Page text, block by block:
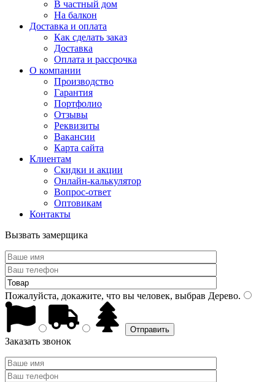
В частный дом
На балкон
Доставка и оплата
Как сделать заказ
Доставка
Оплата и рассрочка
О компании
Производство
Гарантия
Портфолио
Отзывы
Реквизиты
Вакансии
Карта сайта
Клиентам
Скидки и акции
Онлайн-калькулятор
Вопрос-ответ
Оптовикам
Контакты
Вызвать замерщика
Пожалуйста, докажите, что вы человек, выбрав Дерево.
Заказать звонок